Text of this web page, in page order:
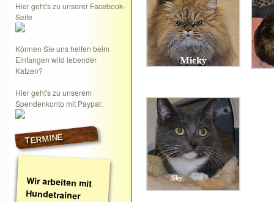
Hier geht's zu unserer Facebook-
Seite
Können Sie uns helfen beim
Einfangen wild lebender
Katzen?
Hier geht's zu unserem
Spendenkonto mit Paypal:
TERMINE
Wir arbeiten mit
Hundetrainer
David Weth von
canis intellectus